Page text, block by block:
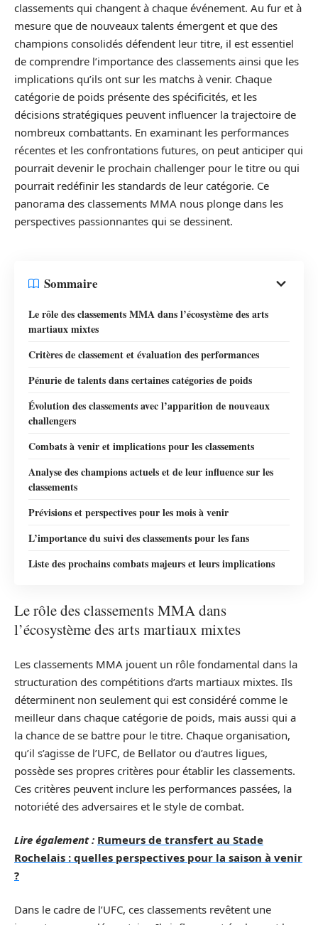
classements qui changent à chaque événement. Au fur et à
mesure que de nouveaux talents émergent et que des
champions consolidés défendent leur titre, il est essentiel
de comprendre l’importance des classements ainsi que les
implications qu’ils ont sur les matchs à venir. Chaque
catégorie de poids présente des spécificités, et les
décisions stratégiques peuvent influencer la trajectoire de
nombreux combattants. En examinant les performances
récentes et les confrontations futures, on peut anticiper qui
pourrait devenir le prochain challenger pour le titre ou qui
pourrait redéfinir les standards de leur catégorie. Ce
panorama des classements MMA nous plonge dans les
perspectives passionnantes qui se dessinent.
Sommaire
Le rôle des classements MMA dans l’écosystème des arts
martiaux mixtes
Critères de classement et évaluation des performances
Pénurie de talents dans certaines catégories de poids
Évolution des classements avec l’apparition de nouveaux
challengers
Combats à venir et implications pour les classements
Analyse des champions actuels et de leur influence sur les
classements
Prévisions et perspectives pour les mois à venir
L’importance du suivi des classements pour les fans
Liste des prochains combats majeurs et leurs implications
Le rôle des classements MMA dans
l’écosystème des arts martiaux mixtes
Les classements MMA jouent un rôle fondamental dans la
structuration des compétitions d’arts martiaux mixtes. Ils
déterminent non seulement qui est considéré comme le
meilleur dans chaque catégorie de poids, mais aussi qui a
la chance de se battre pour le titre. Chaque organisation,
qu’il s’agisse de l’UFC, de Bellator ou d’autres ligues,
possède ses propres critères pour établir les classements.
Ces critères peuvent inclure les performances passées, la
notoriété des adversaires et le style de combat.
Lire également : Rumeurs de transfert au Stade
Rochelais : quelles perspectives pour la saison à venir
?
Dans le cadre de l’UFC, ces classements revêtent une